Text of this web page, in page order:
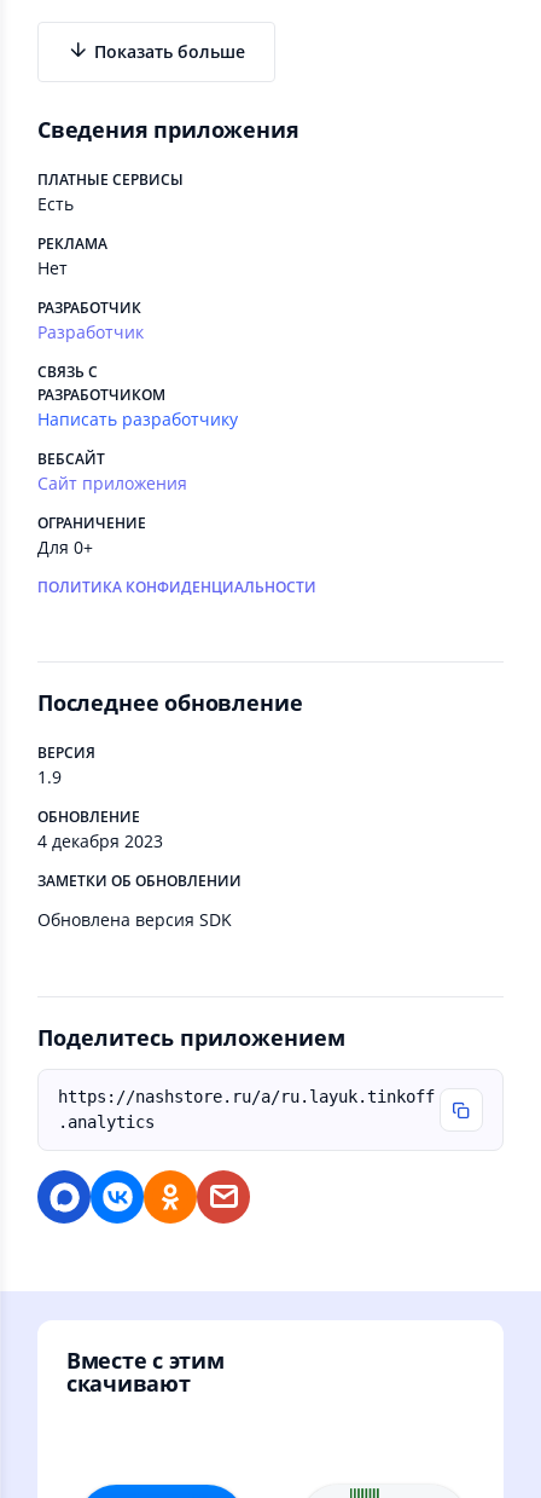
Показать больше
Сведения приложения
ПЛАТНЫЕ СЕРВИСЫ
Есть
РЕКЛАМА
Нет
РАЗРАБОТЧИК
Разработчик
СВЯЗЬ С
РАЗРАБОТЧИКОМ
Написать разработчику
ВЕБСАЙТ
Сайт приложения
ОГРАНИЧЕНИЕ
Для 0+
ПОЛИТИКА КОНФИДЕНЦИАЛЬНОСТИ
Последнее обновление
ВЕРСИЯ
1.9
ОБНОВЛЕНИЕ
4 декабря 2023
ЗАМЕТКИ ОБ ОБНОВЛЕНИИ
Обновлена версия SDK
Поделитесь приложением
https://nashstore.ru/a/ru.layuk.tinkoff
.analytics
Вместе с этим
скачивают